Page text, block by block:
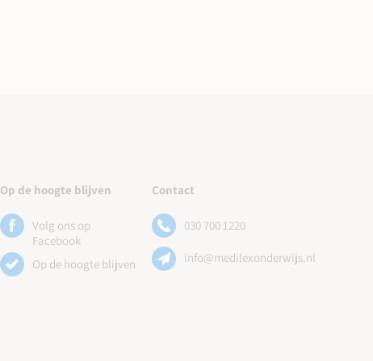
Op de hoogte blijven
Volg ons op
Facebook
Op de hoogte blijven
Contact
030 700 1220
info@medilexonderwijs.nl